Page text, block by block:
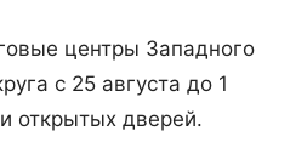
центры Западного
с 25 августа до 1
открытых дверей.